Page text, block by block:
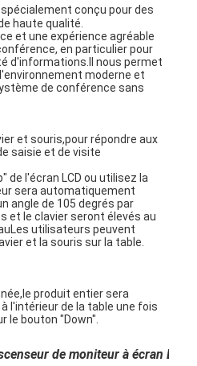
conçu pour des
haute qualité.
et une expérience agréable
en particulier pour
d'informations.Il nous permet
moderne et
de conférence sans
et souris,pour répondre aux
saisie et de visite
de l'écran LCD ou utilisez la
sera automatiquement
angle de 105 degrés par
et le clavier seront élevés au
utilisateurs peuvent
et la souris sur la table.
produit entier sera
l'intérieur de la table une fois
le bouton "Down".
de moniteur à écran LCD